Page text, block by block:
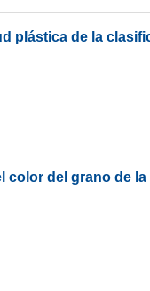
plástica de la
color del grano de